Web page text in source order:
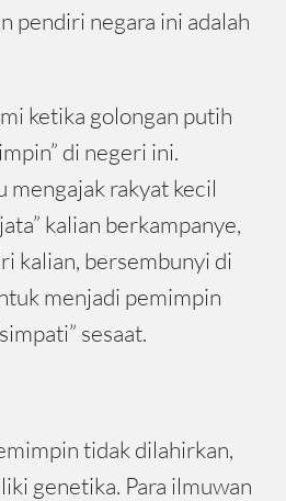
pendiri negara ini adalah
ketika golongan putih
di negeri ini.
mengajak rakyat kecil
kalian berkampanye,
kalian, bersembunyi di
menjadi pemimpin
sesaat.
tidak dilahirkan,
genetika. Para ilmuwan